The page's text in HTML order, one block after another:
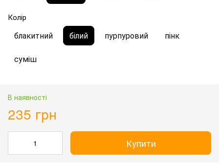
Колір
блакитний білий пурпуровий пінк
суміш
В наявності
235 грн
Купити